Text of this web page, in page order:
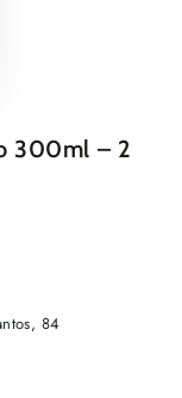
300ml – 2
84